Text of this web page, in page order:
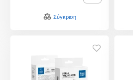
Σύγκριση